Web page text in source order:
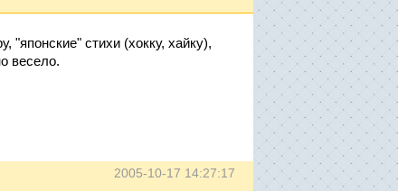
"японские" стихи (хокку, хайку),
весело.
2005-10-17 14:27:17